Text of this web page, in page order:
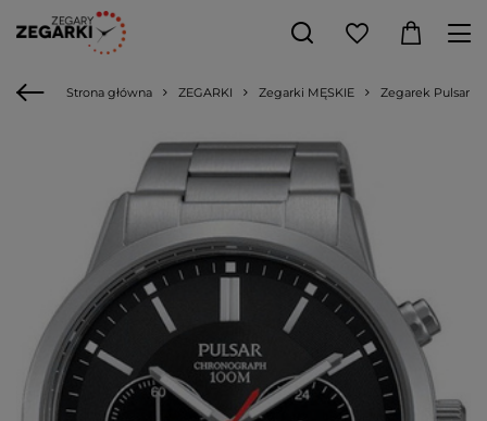
Strona główna ZEGARKI Zegarki MĘSKIE Zegarek Pulsar